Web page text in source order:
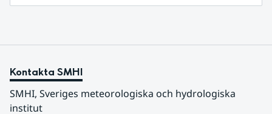
Kontakta SMHI
SMHI, Sveriges meteorologiska och hydrologiska
institut